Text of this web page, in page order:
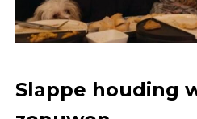
Slappe houding